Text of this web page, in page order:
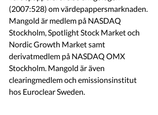
(2007:528) om värdepappersmarknaden.
Mangold är medlem på NASDAQ
Stockholm, Spotlight Stock Market och
Nordic Growth Market samt
derivatmedlem på NASDAQ OMX
Stockholm. Mangold är även
clearingmedlem och emissionsinstitut
hos Euroclear Sweden.